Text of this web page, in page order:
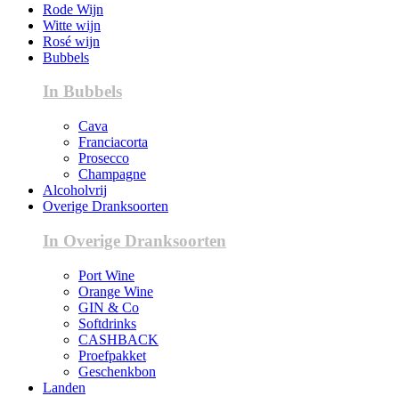
Rode Wijn
Witte wijn
Rosé wijn
Bubbels
In Bubbels
Cava
Franciacorta
Prosecco
Champagne
Alcoholvrij
Overige Dranksoorten
In Overige Dranksoorten
Port Wine
Orange Wine
GIN & Co
Softdrinks
CASHBACK
Proefpakket
Geschenkbon
Landen